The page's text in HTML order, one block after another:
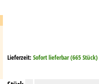
Lieferzeit: Sofort lieferbar (665 Stück)